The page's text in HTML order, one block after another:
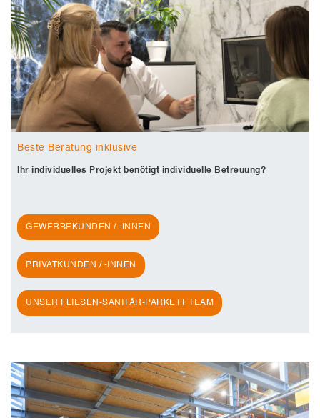
Beste Beratung inklusive
Ihr individuelles Projekt benötigt individuelle Betreuung?
GEWERBEKUNDEN / -INNEN
PRIVATKUNDEN / -INNEN
UNSER FLIESEN-SANITÄR-PARKETT TEAM